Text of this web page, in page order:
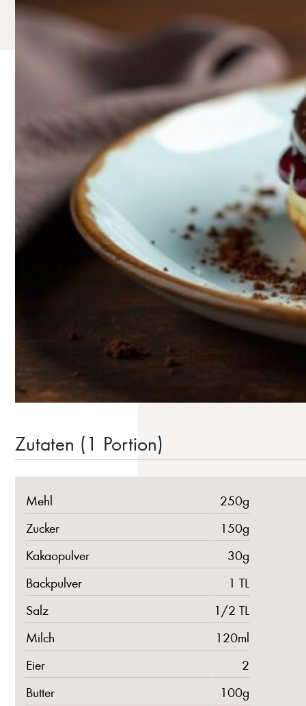
Zutaten (1 Portion)
Mehl
250g
Zucker
150g
Kakaopulver
30g
Backpulver
1 TL
Salz
1/2 TL
Milch
120ml
Eier
2
Butter
100g